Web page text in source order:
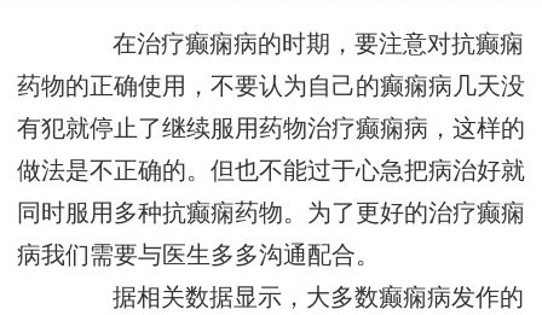
在治疗癫痫病的时期，要注意对抗癫痫
药物的正确使用，不要认为自己的癫痫病几天没
有犯就停止了继续服用药物治疗癫痫病，这样的
做法是不正确的。但也不能过于心急把病治好就
同时服用多种抗癫痫药物。为了更好的治疗癫痫
病我们需要与医生多多沟通配合。
据相关数据显示，大多数癫痫病发作的